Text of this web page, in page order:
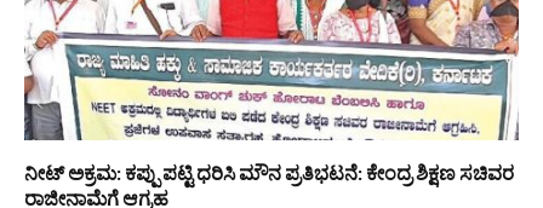
ನೀಟ್ ಅಕ್ರಮ: ಕಪ್ಪು ಪಟ್ಟಿ ಧರಿಸಿ ಮೌನ ಪ್ರತಿಭಟನೆ: ಕೇಂದ್ರ ಶಿಕ್ಷಣ ಸಚಿವರ
ರಾಜೀನಾಮೆಗೆ ಆಗ್ರಹ